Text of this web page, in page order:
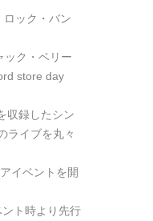
ロック・バン
ック・ベリー
store day
収録したシン
ライブを丸々
イベントを開
ト時より先行